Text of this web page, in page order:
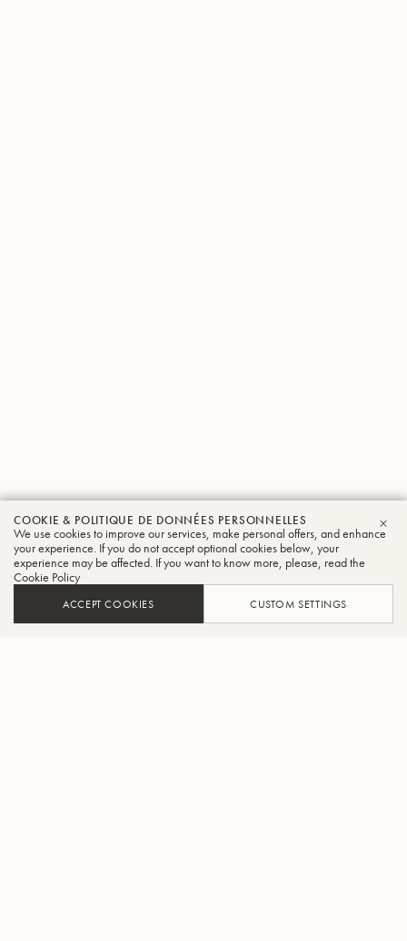
COOKIE & POLITIQUE DE DONNÉES PERSONNELLES
We use cookies to improve our services, make personal offers, and enhance
your experience. If you do not accept optional cookies below, your
experience may be affected. If you want to know more, please, read the
Cookie Policy
ACCEPT COOKIES CUSTOM SETTINGS